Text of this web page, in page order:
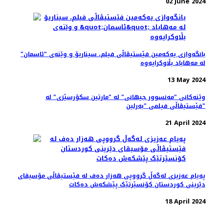
بانگەوازی یەکەمین فێستیڤاڵی فیلم، سیناریۆ و وێنه‌ی "ئاسمان"
لە مەهاباد بڵاوکرایەوە
13 May 2024
وێنەکانی "مەنسوور جیهانی" له‌ "مارتین سکۆرسێزی" لە
فێستیڤاڵی فیلمی "بەرلین"
21 April 2024
پەیام عەزیزی لەگەڵ گرووپی هەزار دەف لە فێستیڤاڵی مۆسیقای
دێرینی کوردستان کۆنسێرتێک پێشکەش دەکات
18 April 2024